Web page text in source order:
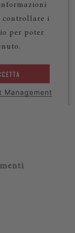
controllare i
per poter
Management